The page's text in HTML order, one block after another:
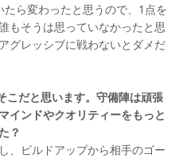
ら変わったと思うので、1点を
もそうは思っていなかったと思
グレッシブに戦わないとダメだ
こだと思います。守備陣は頑張
インドやクオリティーをもっと
？
、ビルドアップから相手のゴー